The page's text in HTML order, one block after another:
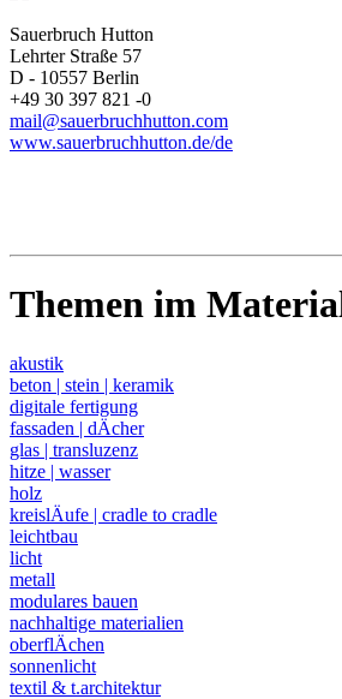
Sauerbruch Hutton
Lehrter Straße 57
D - 10557 Berlin
+49 30 397 821 -0
mail@sauerbruchhutton.com
www.sauerbruchhutton.de/de
Themen im
akustik
beton | stein | keramik
digitale fertigung
fassaden | dÄcher
glas | transluzenz
hitze | wasser
holz
kreislÄufe | cradle to cradle
leichtbau
licht
metall
modulares bauen
nachhaltige materialien
oberflÄchen
sonnenlicht
textil & t.architektur